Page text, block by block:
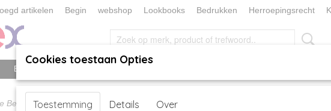
artikelen Begin webshop Lookbooks Bedrukken Herroepingsrecht
BED-, BAD-, KEUKEN EN TAFELLINNEN KERST/
Beach hoofd-handen> Mutsen en Beanies> Myrtle Beach gebreide beanie met
Cookies toestaan Opties
Toestemming Details Over